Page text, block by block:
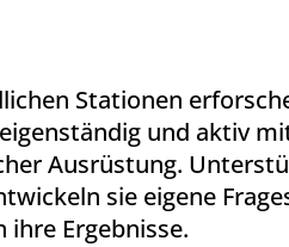
Stationen
und aktiv
Ausrüstung.
sie eigene
Ergebnisse.